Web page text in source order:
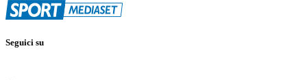
Seguici su